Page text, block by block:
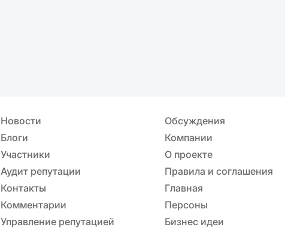
Новости Обсуждения
Блоги
Компании
Участники
О проекте
Аудит репутации
Правила и соглашения
Контакты
Главная
Комментарии
Персоны
Управление репутацией
Бизнес идеи